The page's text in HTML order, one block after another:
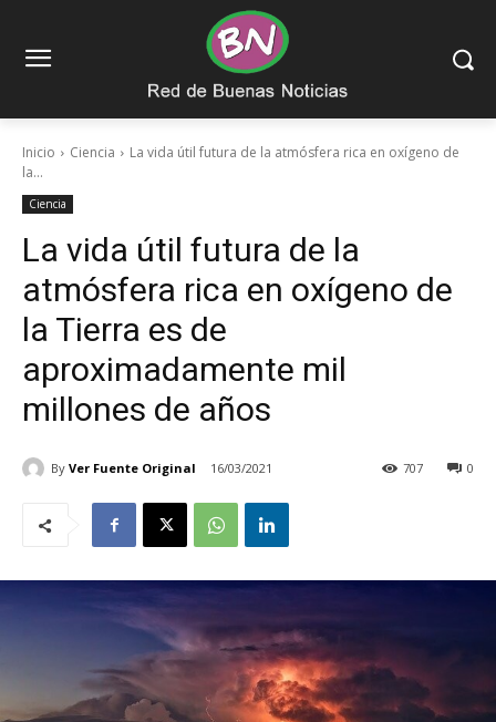
Inicio Ciencia
La vida útil futura de la atmósfera rica en oxígeno de
la...
Ciencia
La vida útil futura de la
atmósfera rica en oxígeno de
la Tierra es de
aproximadamente mil
millones de años
By Ver Fuente Original 16/03/2021 0
707